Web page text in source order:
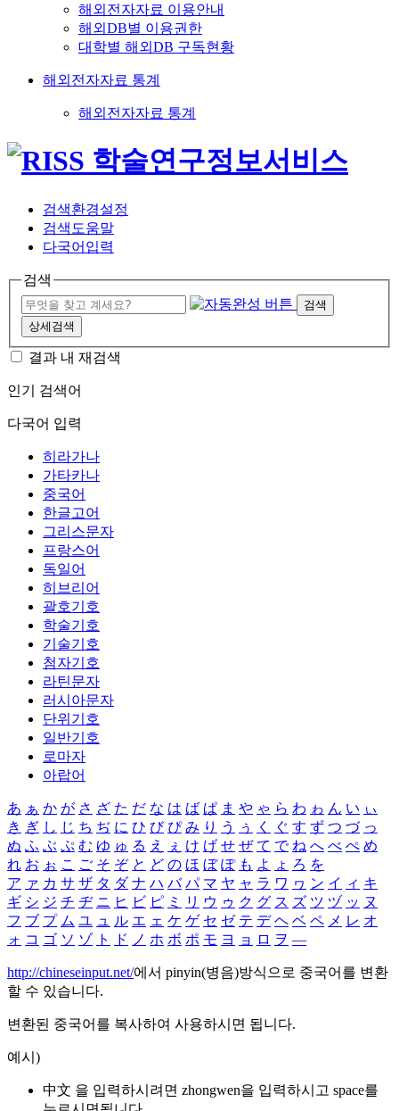
해외전자자료 이용안내
해외DB별 이용권한
대학별 해외DB 구독현황
해외전자자료 통계
해외전자자료 통계
검색환경설정
검색도움말
다국어입력
검색
검색
상세검색
결과 내 재검색
인기 검색어
다국어 입력
히라가나
가타카나
중국어
한글고어
그리스문자
프랑스어
독일어
히브리어
괄호기호
학술기호
기술기호
첨자기호
라틴문자
러시아문자
단위기호
일반기호
로마자
아랍어
あ ぁ か が さ ざ た だ な は ば ぱ ま や ゃ ら わ ゎ ん い ぃ
き ぎ し じ ち ぢ に ひ び ぴ み り う ぅ く ぐ す ず つ づ っ
ぬ ふ ぶ ぷ む ゆ ゅ る え ぇ け げ せ ぜ て で ね へ べ ぺ め
れ お ぉ こ ご そ ぞ と ど の ほ ぼ ぽ も よ ょ ろ を
ア ァ カ サ ザ タ ダ ナ ハ バ パ マ ヤ ャ ラ ワ ヮ ン イ ィ キ
ギ シ ジ チ ヂ ニ ヒ ビ ピ ミ リ ウ ゥ ク グ ス ズ ツ ヅ ッ ヌ
フ ブ プ ム ユ ュ ル エ ェ ケ ゲ セ ゼ テ デ ヘ ベ ペ メ レ オ
ォ コ ゴ ソ ゾ ト ド ノ ホ ボ ポ モ ヨ ョ ロ ヲ ―
http://chineseinput.net/에서 pinyin(병음)방식으로 중국어를 변환
할 수 있습니다.
변환된 중국어를 복사하여 사용하시면 됩니다.
예시)
中文 을 입력하시려면 zhongwen을 입력하시고 space를